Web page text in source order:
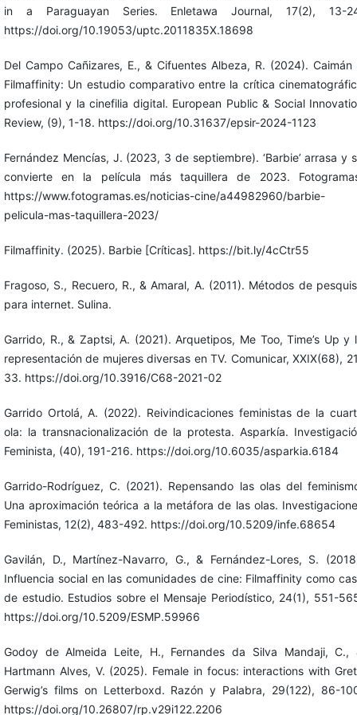
in a Paraguayan Series. Enletawa Journal, 17(2), 13-
https://doi.org/10.19053/uptc.2011835X.18698
Del Campo Cañizares, E., & Cifuentes Albeza, R. (2024). Caimán
Filmaffinity: Un estudio comparativo entre la crítica
profesional y la cinefilia digital. European Public & Social
Review, (9), 1-18. https://doi.org/10.31637/epsir-2024-1123
Fernández Mencías, J. (2023, 3 de septiembre). ‘Barbie’ arrasa y
convierte en la película más taquillera de 2023.
https://www.fotogramas.es/noticias-cine/a44982960/barbie-
pelicula-mas-taquillera-2023/
Filmaffinity. (2025). Barbie [Críticas]. https://bit.ly/4cCtr55
Fragoso, S., Recuero, R., & Amaral, A. (2011). Métodos de
para internet. Sulina.
Garrido, R., & Zaptsi, A. (2021). Arquetipos, Me Too, Time’s Up y
representación de mujeres diversas en TV. Comunicar, XXIX(68),
33. https://doi.org/10.3916/C68-2021-02
Garrido Ortolá, A. (2022). Reivindicaciones feministas de la
ola: la transnacionalización de la protesta. Asparkía.
Feminista, (40), 191-216. https://doi.org/10.6035/asparkia.6184
Garrido-Rodríguez, C. (2021). Repensando las olas del
Una aproximación teórica a la metáfora de las olas.
Feministas, 12(2), 483-492. https://doi.org/10.5209/infe.68654
Gavilán, D., Martínez-Navarro, G., & Fernández-Lores, S.
Influencia social en las comunidades de cine: Filmaffinity como
de estudio. Estudios sobre el Mensaje Periodístico, 24(1), 551-
https://doi.org/10.5209/ESMP.59966
Godoy de Almeida Leite, H., Fernandes da Silva Mandaji, C.,
Hartmann Alves, V. (2025). Female in focus: interactions with
Gerwig’s films on Letterboxd. Razón y Palabra, 29(122), 86-
https://doi.org/10.26807/rp.v29i122.2206